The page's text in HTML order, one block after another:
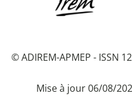
© ADIREM-APMEP - ISSN
Mise à jour 06/08/